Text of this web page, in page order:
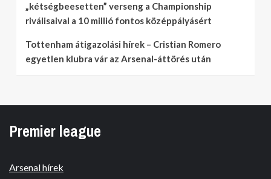
„kétségbeesetten” verseng a Championship
riválisaival a 10 millió fontos középpályásért
Tottenham átigazolási hírek – Cristian Romero
egyetlen klubra vár az Arsenal-áttörés után
Premier league
Arsenal hírek